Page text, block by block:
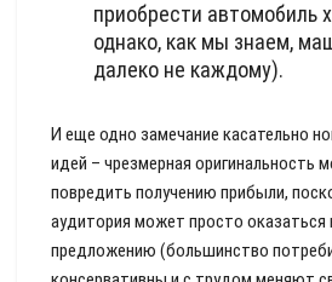
приобрести автомобиль
однако, как мы знаем,
далеко не каждому).
И еще одно замечание касательно
идей – чрезмерная оригинальность
повредить получению прибыли,
аудитория может просто оказаться
предложению (большинство